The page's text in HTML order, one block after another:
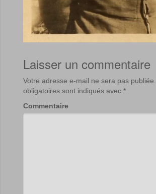
Laisser un commentaire
Votre adresse e-mail ne sera pas publiée.
obligatoires sont indiqués avec *
Commentaire